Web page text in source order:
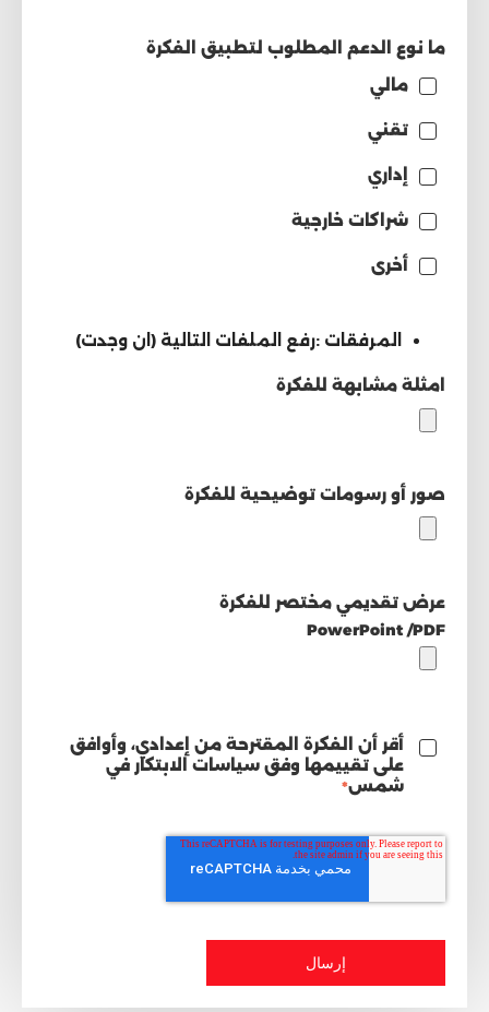
ما نوع الدعم المطلوب لتطبيق الفكرة
مالي
تقني
إداري
شراكات خارجية
أخرى
المرفقات :رفع الملفات التالية (ان وجدت)
امثلة مشابهة للفكرة
صور أو رسومات توضيحية للفكرة
عرض تقديمي مختصر للفكرة
PowerPoint /PDF
أقر أن الفكرة المقترحة من إعدادي، وأوافق
على تقييمها وفق سياسات الابتكار في
شمس*